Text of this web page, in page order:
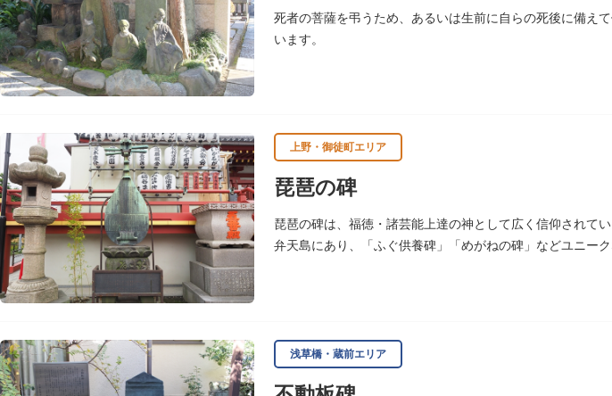
死者の菩薩を弔うため、あるいは生前に自らの死後に備え
います。
上野・御徒町エリア
琵琶の碑
琵琶の碑は、福徳・諸芸能上達の神として広く信仰されて
弁天島にあり、「ふぐ供養碑」「めがねの碑」などユニー
浅草橋・蔵前エリア